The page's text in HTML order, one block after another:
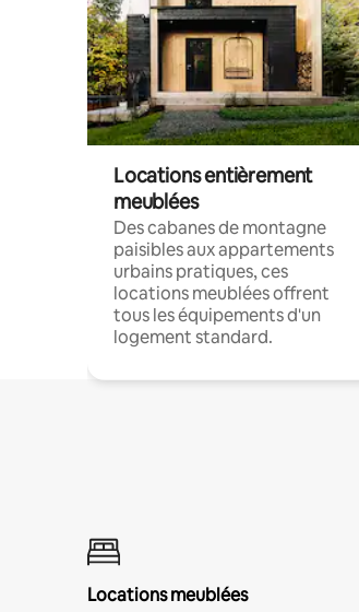
Locations entièrement
meublées
Des cabanes de montagne
paisibles aux appartements
urbains pratiques, ces
locations meublées offrent
tous les équipements d'un
logement standard.
Locations meublées